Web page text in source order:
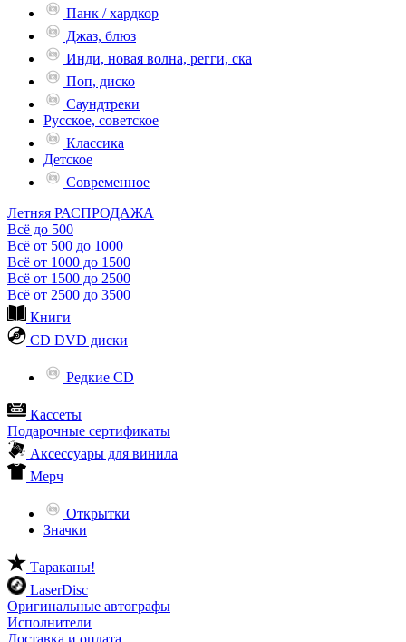
Панк / хардкор
Джаз, блюз
Инди, новая волна, регги, ска
Поп, диско
Саундтреки
Русское, советское
Классика
Детское
Современное
Летняя РАСПРОДАЖА
Всё до 500
Всё от 500 до 1000
Всё от 1000 до 1500
Всё от 1500 до 2500
Всё от 2500 до 3500
Книги
CD DVD диски
Редкие CD
Кассеты
Подарочные сертификаты
Аксессуары для винила
Мерч
Открытки
Значки
Тараканы!
LaserDisc
Оригинальные автографы
Исполнители
Доставка и оплата